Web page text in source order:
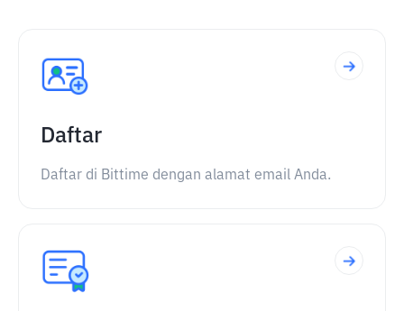
Daftar
Daftar di Bittime dengan alamat email Anda.